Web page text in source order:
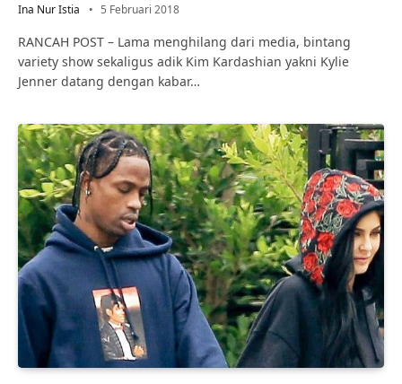
Ina Nur Istia 5 Februari 2018
RANCAH POST – Lama menghilang dari media, bintang
variety show sekaligus adik Kim Kardashian yakni Kylie
Jenner datang dengan kabar…